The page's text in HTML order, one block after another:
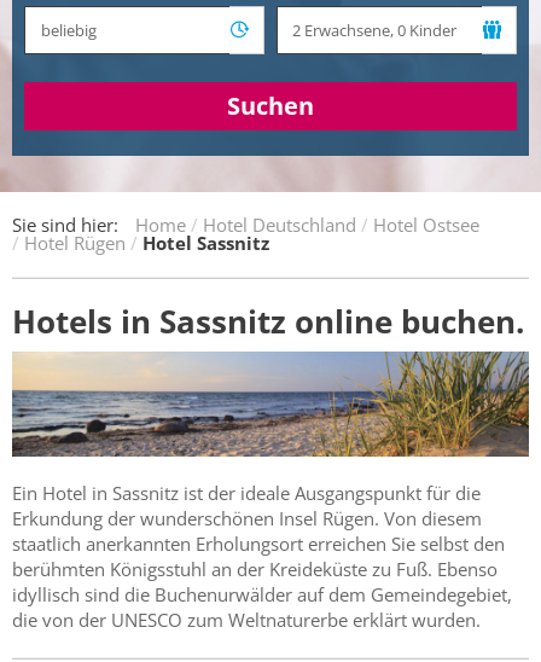
Suchen
Sie sind hier: Home Hotel Deutschland Hotel Ostsee
Hotel Rügen Hotel Sassnitz
Hotels in Sassnitz online buchen.
Ein Hotel in Sassnitz ist der ideale Ausgangspunkt für die
Erkundung der wunderschönen Insel Rügen. Von diesem
staatlich anerkannten Erholungsort erreichen Sie selbst den
berühmten Königsstuhl an der Kreideküste zu Fuß. Ebenso
idyllisch sind die Buchenurwälder auf dem Gemeindegebiet,
die von der UNESCO zum Weltnaturerbe erklärt wurden.